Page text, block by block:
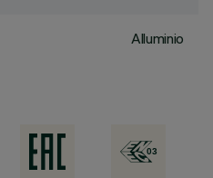
Alluminio